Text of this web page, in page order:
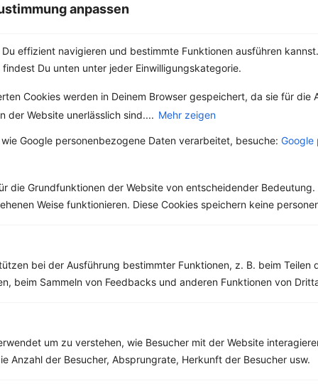
anpassen
effizient navigieren und bestimmte Funktionen ausführen
Du unten unter jeder Einwilligungskategorie.
Cookies werden in Deinem Browser gespeichert, da sie für die
der Website unerlässlich sind.... Mehr zeigen
Google personenbezogene Daten verarbeitet, besuche: Google
die Grundfunktionen der Website von entscheidender Bedeutung.
Weise funktionieren. Diese Cookies speichern keine
bei der Ausführung bestimmter Funktionen, z. B. beim Teilen
beim Sammeln von Feedbacks und anderen Funktionen von
um zu verstehen, wie Besucher mit der Website
Anzahl der Besucher, Absprungrate, Herkunft der Besucher usw.
Dill und seine
Wirkung
Schon in der Antike
war der Dill sehr
sogar eine magische...
Entgiftungsarbeit
von Niere und
Petersilie gehört zur
Familie der
stammt aus
Südosteuropa. Es ist
eines der
bekanntesten...
Omelett mit Spinat
Kohlehydrate:31 g